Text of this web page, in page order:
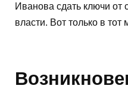
Иванова сдать ключи от
власти. Вот только в